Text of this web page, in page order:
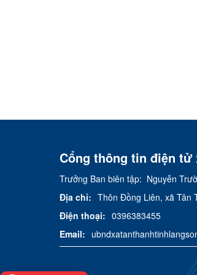
Cổng thông tin điện tử
Trưởng Ban biên tập: Nguyễn
Địa chỉ: Thôn Đồng Liên, xã Tân
Điện thoại: 0396383455
Email: